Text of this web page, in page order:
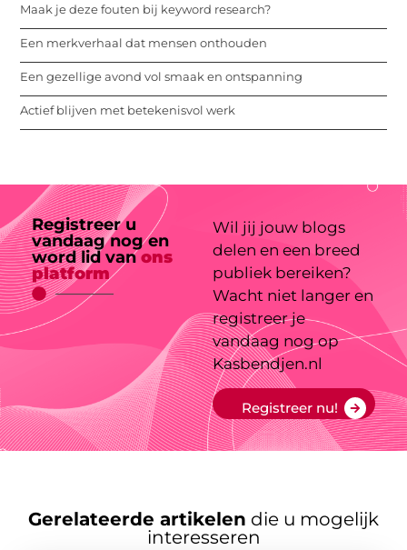
Maak je deze fouten bij keyword research?
Een merkverhaal dat mensen onthouden
Een gezellige avond vol smaak en ontspanning
Actief blijven met betekenisvol werk
Registreer u
vandaag nog en
word lid vanons
platform
Wil jij jouw blogs
delen en een breed
publiek bereiken?
Wacht niet langer en
registreer je
vandaag nog op
Kasbendjen.nl
Registreer nu!
Gerelateerde artikelen die u mogelijk
interesseren